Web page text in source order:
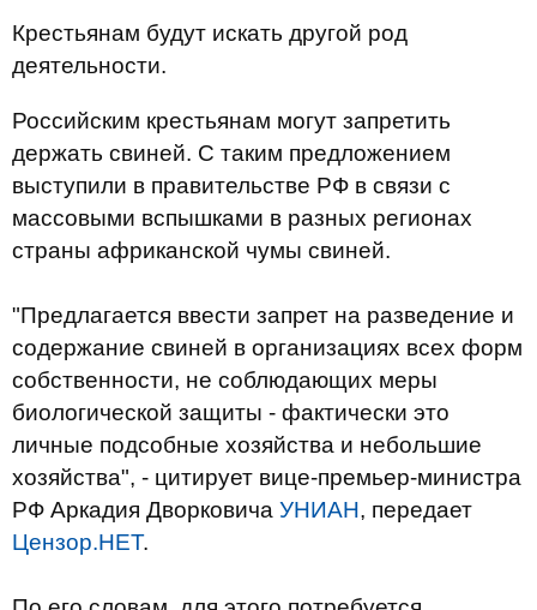
Крестьянам будут искать другой род
деятельности.
Российским крестьянам могут запретить
держать свиней. С таким предложением
выступили в правительстве РФ в связи с
массовыми вспышками в разных регионах
страны африканской чумы свиней.
"Предлагается ввести запрет на разведение и
содержание свиней в организациях всех форм
собственности, не соблюдающих меры
биологической защиты - фактически это
личные подсобные хозяйства и небольшие
хозяйства", - цитирует вице-премьер-министра
РФ Аркадия Дворковича УНИАН, передает
Цензор.НЕТ.